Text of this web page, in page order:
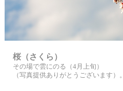
桜（さくら）
その場で雲にのる（4月上旬）
（写真提供ありがとうございます）。